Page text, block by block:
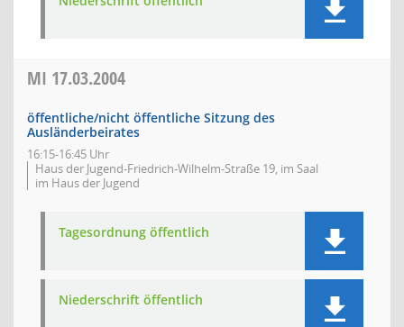
MI 17.03.2004
öffentliche/nicht öffentliche Sitzung des
Ausländerbeirates
16:15-16:45 Uhr
Haus der Jugend-Friedrich-Wilhelm-Straße 19, im Saal
im Haus der Jugend
Tagesordnung öffentlich
Niederschrift öffentlich